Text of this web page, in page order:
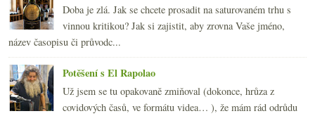
Doba je zlá. Jak se chcete prosadit na saturovaném trhu s
vinnou kritikou? Jak si zajistit, aby zrovna Vaše jméno,
název časopisu či průvodc...
Potěšení s El Rapolao
Už jsem se tu opakovaně zmiňoval (dokonce, hrůza z
covidových časů, ve formátu videa… ), že mám rád odrůdu